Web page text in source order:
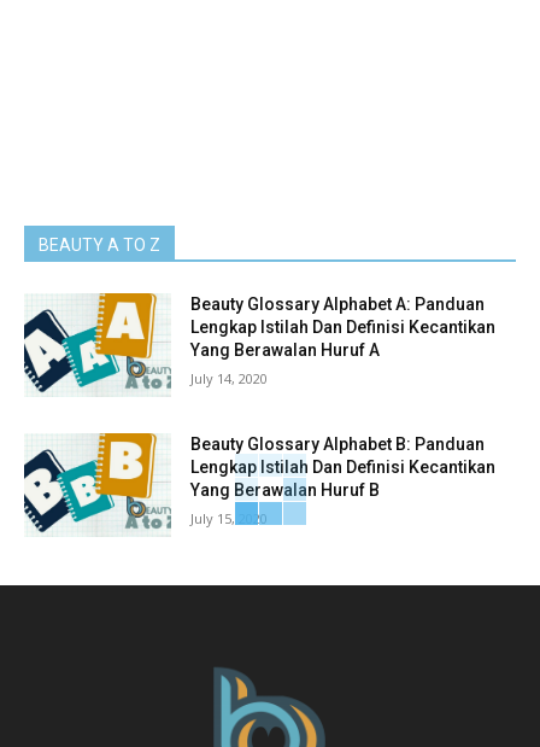
BEAUTY A TO Z
Beauty Glossary Alphabet A: Panduan
Lengkap Istilah Dan Definisi Kecantikan
Yang Berawalan Huruf A
July 14, 2020
Beauty Glossary Alphabet B: Panduan
Lengkap Istilah Dan Definisi Kecantikan
Yang Berawalan Huruf B
July 15, 2020